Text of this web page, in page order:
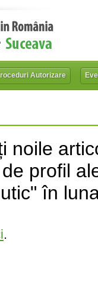
Autorizare
noile
profil
în
.